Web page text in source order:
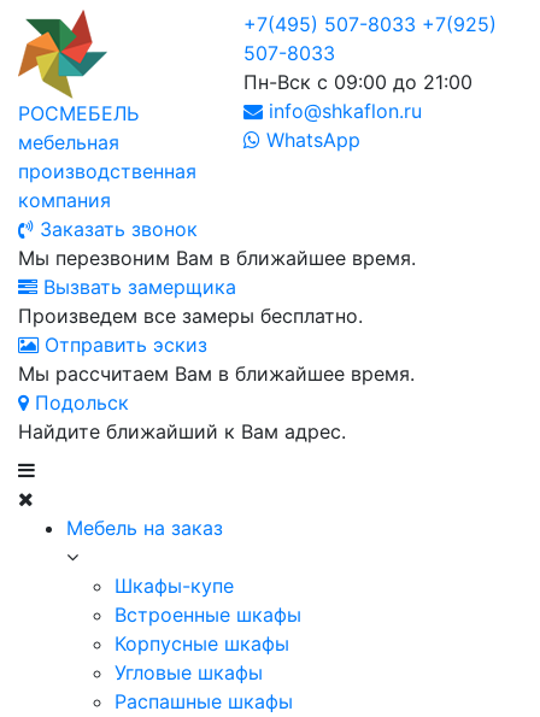
РОСМЕБЕЛЬ
мебельная
производственная
компания
+7(495) 507-8033 +7(925)
507-8033
Пн-Вск с 09:00 до 21:00
info@shkaflon.ru
WhatsApp
Заказать звонок
Мы перезвоним Вам в ближайшее время.
Вызвать замерщика
Произведем все замеры бесплатно.
Отправить эскиз
Мы рассчитаем Вам в ближайшее время.
Подольск
Найдите ближайший к Вам адрес.
Мебель на заказ
Шкафы-купе
Встроенные шкафы
Корпусные шкафы
Угловые шкафы
Распашные шкафы